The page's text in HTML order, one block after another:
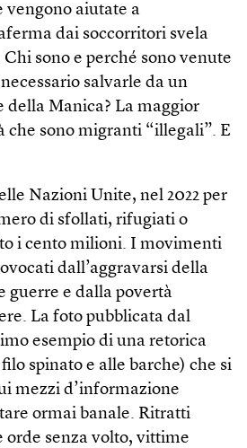
vengono aiutate a
dai soccorritori svela
sono e perché sono venute
salvarle da un
della Manica? La maggior
che sono migranti “illegali”. E
Nazioni Unite, nel 2022 per
di sfollati, rifugiati o
i cento milioni. I movimenti
dall’aggravarsi della
guerre e dalla povertà
La foto pubblicata dal
esempio di una retorica
spinato e alle barche) che si
mezzi d’informazione
ormai banale. Ritratti
orde senza volto, vittime